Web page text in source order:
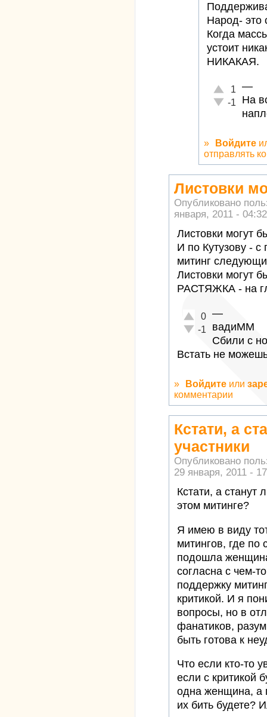
Народ- это
Когда
устоит
НИКАКАЯ.
Отлично!
1
Неадекватно!
-1
—
На
» Войдите
отправлять
Листовки
Опубликовано
января, 2011 - 04:32
Листовки могут
И по Кутузову -
митинг
Листовки могут
РАСТЯЖКА - на
Отлично!
0
Неадекватно!
-1
—
вадиММ
Сбили с
Встать не
» Войдите или
комментарии
Кстати, а
участники
Опубликовано
29 января, 2011 -
Кстати, а станут
этом митинге?
Я имею в виду
митингов, где по
подошла
согласна с чем-
поддержку
критикой. И я
вопросы, но в
фанатиков,
быть готова к
Что если кто-то
если с критикой
одна женщина, а
их бить будете?